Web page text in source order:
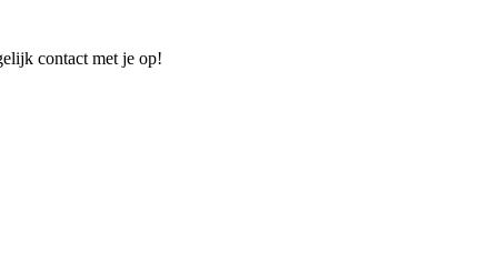
contact met je op!